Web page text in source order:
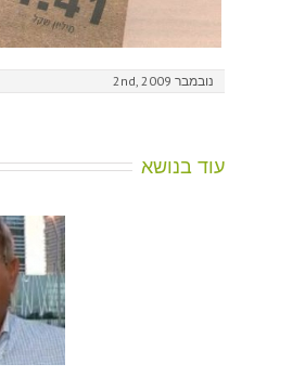
נובמבר 2nd, 2009
עוד בנושא
"הקבלנים ירו לעצמם ברגל"
שיחה עם דני הרצוג, בעלי